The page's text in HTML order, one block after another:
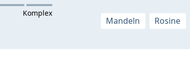
Mandeln Rosine